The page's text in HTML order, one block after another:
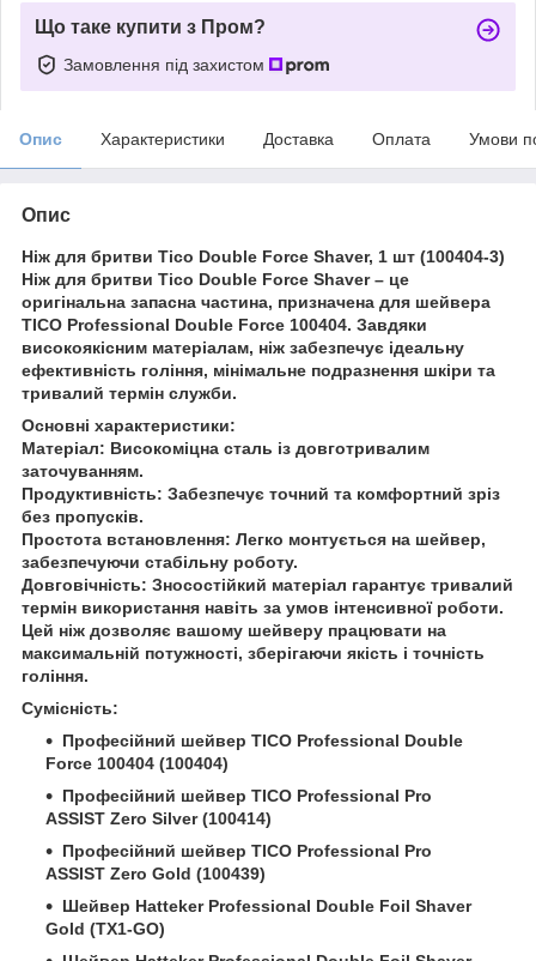
Що таке купити з Пром?
Замовлення під захистом
Опис Характеристики Доставка Оплата Умови
Опис
Ніж для бритви Tico Double Force Shaver, 1 шт (100404-3)
Ніж для бритви Tico Double Force Shaver – це
оригінальна запасна частина, призначена для шейвера
TICO Professional Double Force 100404. Завдяки
високоякісним матеріалам, ніж забезпечує ідеальну
ефективність гоління, мінімальне подразнення шкіри та
тривалий термін служби.
Основні характеристики:
Матеріал: Високоміцна сталь із довготривалим
заточуванням.
Продуктивність: Забезпечує точний та комфортний зріз
без пропусків.
Простота встановлення: Легко монтується на шейвер,
забезпечуючи стабільну роботу.
Довговічність: Зносостійкий матеріал гарантує тривалий
термін використання навіть за умов інтенсивної роботи.
Цей ніж дозволяє вашому шейверу працювати на
максимальній потужності, зберігаючи якість і точність
гоління.
Сумісність:
Професійний шейвер TICO Professional Double
Force 100404 (100404)
Професійний шейвер TICO Professional Pro
ASSIST Zero Silver (100414)
Професійний шейвер TICO Professional Pro
ASSIST Zero Gold (100439)
Шейвер Hatteker Professional Double Foil Shaver
Gold (TX1-GO)